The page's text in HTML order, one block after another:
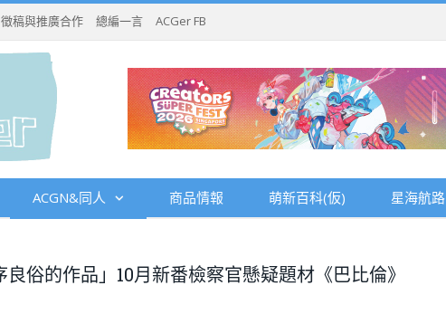
徵稿與推廣合作 總編一言 ACGer FB
ACGN&同人 商品情報 萌新百科(仮) 星海航路
俗的作品」10月新番檢察官懸疑題材《巴比倫》